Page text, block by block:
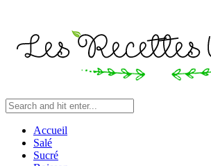
Accueil
Salé
Sucré